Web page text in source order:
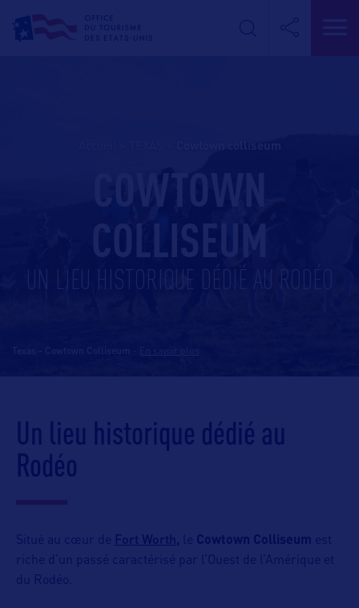
COWTOWN
COLLISEUM
UN LIEU HISTORIQUE DÉDIÉ AU RODÉO
Un lieu historique dédié au
Rodéo
Situé au cœur de Fort Worth , le Cowtown Colliseum est
riche d’un passé caractérisé par l’Ouest de l’Amérique et
du Rodéo.